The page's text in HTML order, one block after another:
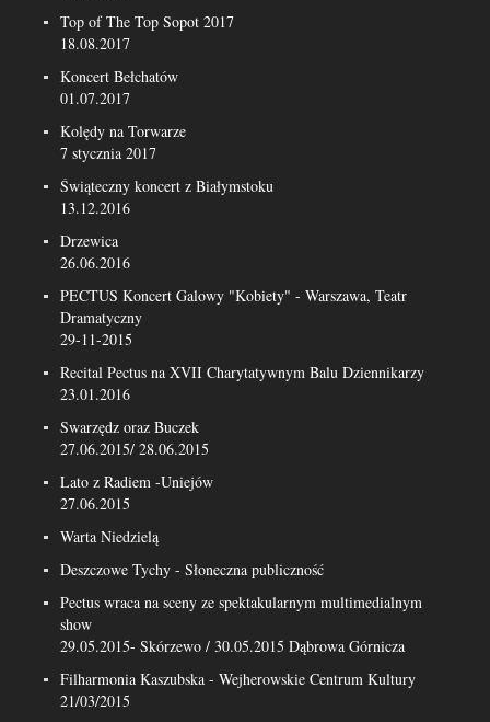
Top of The Top Sopot 2017
18.08.2017
Koncert Bełchatów
01.07.2017
Kolędy na Torwarze
7 stycznia 2017
Świąteczny koncert z Białymstoku
13.12.2016
Drzewica
26.06.2016
PECTUS Koncert Galowy "Kobiety" - Warszawa, Teatr
Dramatyczny
29-11-2015
Recital Pectus na XVII Charytatywnym Balu Dziennikarzy
23.01.2016
Swarzędz oraz Buczek
27.06.2015/ 28.06.2015
Lato z Radiem -Uniejów
27.06.2015
Warta Niedzielą
Deszczowe Tychy - Słoneczna publiczność
Pectus wraca na sceny ze spektakularnym multimedialnym
show
29.05.2015- Skórzewo / 30.05.2015 Dąbrowa Górnicza
Filharmonia Kaszubska - Wejherowskie Centrum Kultury
21/03/2015